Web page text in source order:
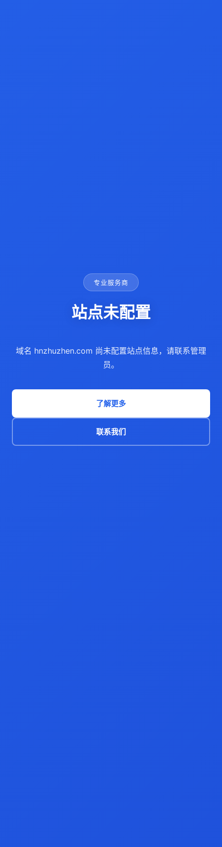
专业服务商
站点未配置
域名 hnzhuzhen.com 尚未配置站点信息，请联系管理
员。
了解更多
联系我们